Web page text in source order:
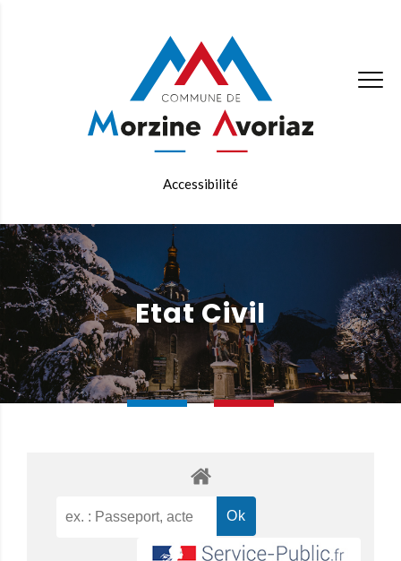
Accessibilité
Etat Civil